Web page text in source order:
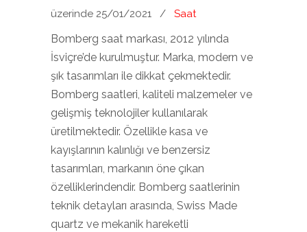
üzerinde 25/01/2021 / Saat
Bomberg saat markası, 2012 yılında
İsviçre’de kurulmuştur. Marka, modern ve
şık tasarımları ile dikkat çekmektedir.
Bomberg saatleri, kaliteli malzemeler ve
gelişmiş teknolojiler kullanılarak
üretilmektedir. Özellikle kasa ve
kayışlarının kalınlığı ve benzersiz
tasarımları, markanın öne çıkan
özelliklerindendir. Bomberg saatlerinin
teknik detayları arasında, Swiss Made
quartz ve mekanik hareketli